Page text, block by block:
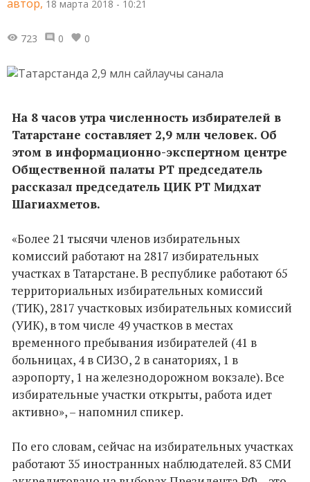
автор, 18 марта 2018 - 10:21
723 0 0
На 8 часов утра численность избирателей в
Татарстане составляет 2,9 млн человек. Об
этом в информационно-экспертном центре
Общественной палаты РТ председатель
рассказал председатель ЦИК РТ Мидхат
Шагиахметов.
«Более 21 тысячи членов избирательных
комиссий работают на 2817 избирательных
участках в Татарстане. В республике работают 65
территориальных избирательных комиссий
(ТИК), 2817 участковых избирательных комиссий
(УИК), в том числе 49 участков в местах
временного пребывания избирателей (41 в
больницах, 4 в СИЗО, 2 в санаториях, 1 в
аэропорту, 1 на железнодорожном вокзале). Все
избирательные участки открыты, работа идет
активно», – напомнил спикер.
По его словам, сейчас на избирательных участках
работают 35 иностранных наблюдателей. 83 СМИ